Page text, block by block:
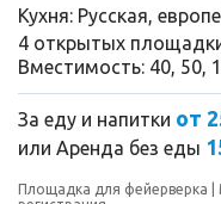
Кухня: Русская,
4 открытых
Вместимость: 40, 50,
За еду и напитки от
или Аренда без еды
Площадка для фейерверка